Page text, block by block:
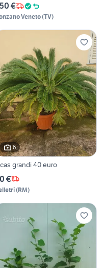
€
Veneto(TV)
6
grandi 40 euro
€
(RM)